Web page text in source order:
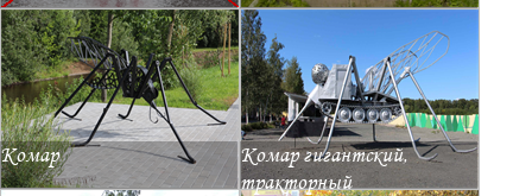
Комар
Комар гигантский,
тракторный